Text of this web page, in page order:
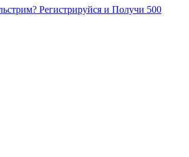
Регистрируйся и Получи 500